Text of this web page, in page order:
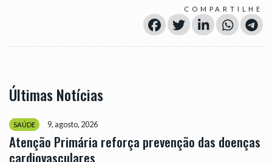
COMPARTILHE
Últimas Notícias
SAÚDE 9, agosto, 2026
Atenção Primária reforça prevenção das doenças
cardiovasculares